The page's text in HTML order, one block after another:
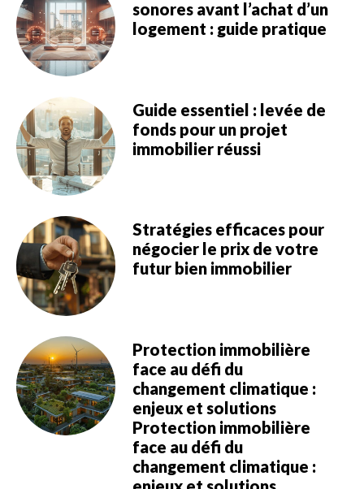
sonores avant l’achat d’un
logement : guide pratique
Guide essentiel : levée de
fonds pour un projet
immobilier réussi
Stratégies efficaces pour
négocier le prix de votre
futur bien immobilier
Protection immobilière
face au défi du
changement climatique :
enjeux et solutions
Protection immobilière
face au défi du
changement climatique :